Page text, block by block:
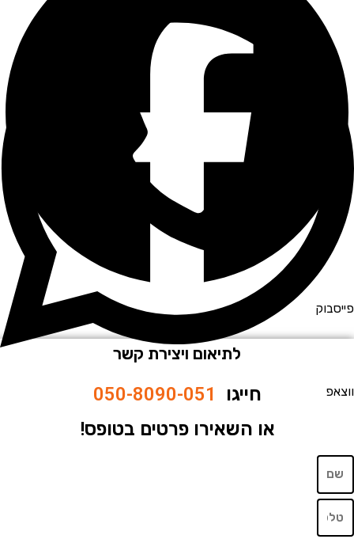
לתיאום ויצירת קשר
חייגו050-8090-051
או השאירו פרטים בטופס!